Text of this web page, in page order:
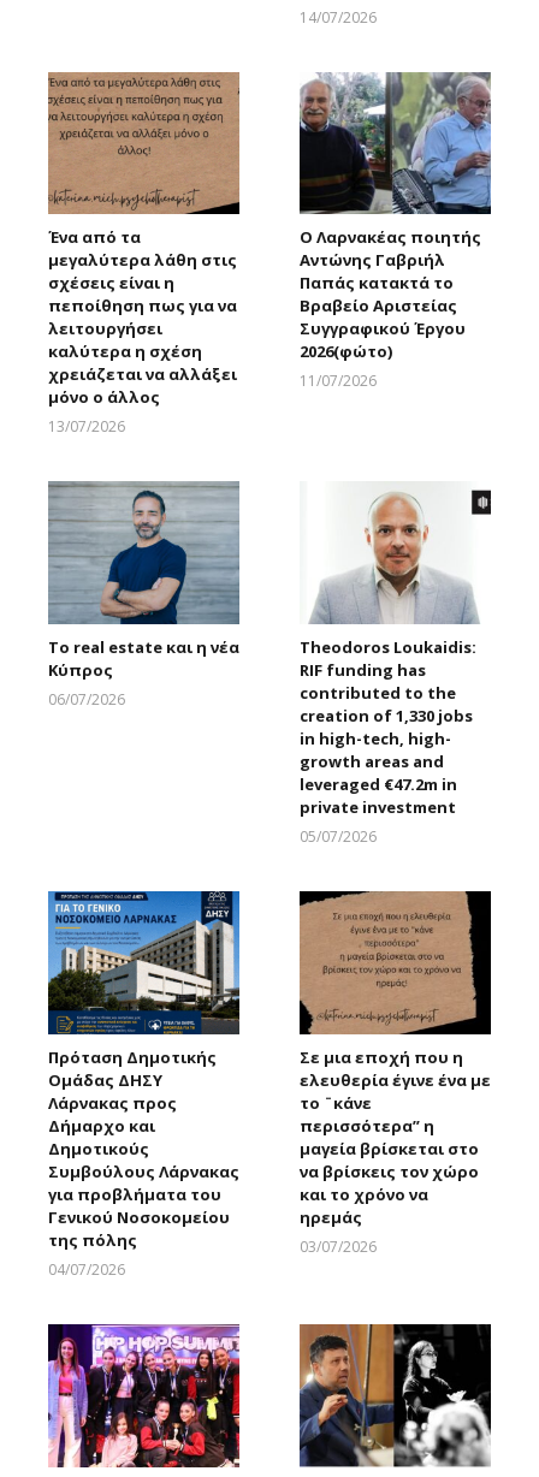
14/07/2026
Ένα από τα
μεγαλύτερα λάθη στις
σχέσεις είναι η
πεποίθηση πως για να
λειτουργήσει
καλύτερα η σχέση
χρειάζεται να αλλάξει
μόνο ο άλλος
13/07/2026
Ο Λαρνακέας ποιητής
Αντώνης Γαβριήλ
Παπάς κατακτά το
Βραβείο Αριστείας
Συγγραφικού Έργου
2026(φώτο)
11/07/2026
Το real estate και η νέα
Κύπρος
06/07/2026
Theodoros Loukaidis:
RIF funding has
contributed to the
creation of 1,330 jobs
in high-tech, high-
growth areas and
leveraged €47.2m in
private investment
05/07/2026
Πρόταση Δημοτικής
Ομάδας ΔΗΣΥ
Λάρνακας προς
Δήμαρχο και
Δημοτικούς
Συμβούλους Λάρνακας
για προβλήματα του
Γενικού Νοσοκομείου
της πόλης
04/07/2026
Σε μια εποχή που η
ελευθερία έγινε ένα με
το ¨κάνε
περισσότερα” η
μαγεία βρίσκεται στο
να βρίσκεις τον χώρο
και το χρόνο να
ηρεμάς
03/07/2026